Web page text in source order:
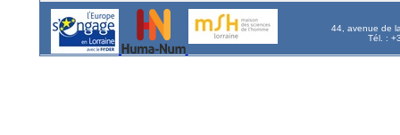
44, avenue de
Tél. :